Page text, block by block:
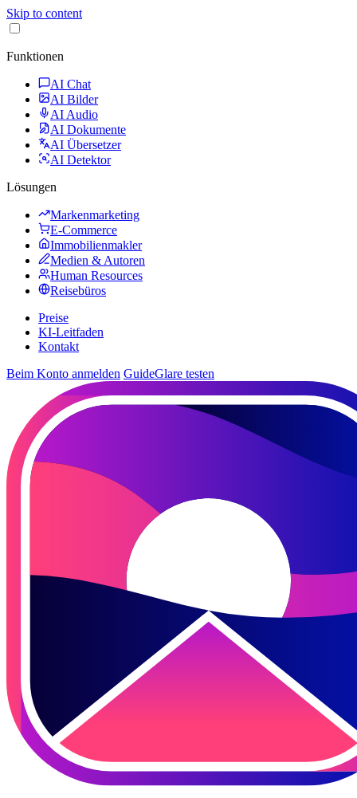
Skip to content
Funktionen
AI Chat
AI Bilder
AI Audio
AI Dokumente
AI Übersetzer
AI Detektor
Lösungen
Markenmarketing
E-Commerce
Immobilienmakler
Medien & Autoren
Human Resources
Reisebüros
Preise
KI-Leitfaden
Kontakt
Beim Konto anmelden GuideGlare testen